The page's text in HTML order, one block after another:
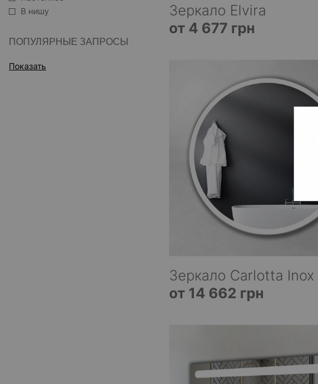
В нишу
ПОПУЛЯРНЫЕ ЗАПРОСЫ
Показать
Зеркало Elvira
от 4 677 грн
Зеркало Carlotta Inox
от 14 662 грн